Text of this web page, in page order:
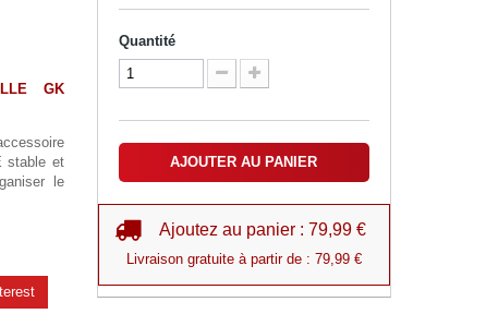
GK
stable et
le
Quantité
AJOUTER AU PANIER
Ajoutez au panier : 79,99 €
Livraison gratuite à partir de : 79,99 €